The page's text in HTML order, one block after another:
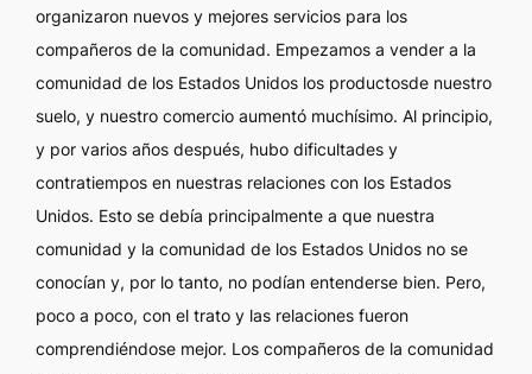
organizaron nuevos y mejores servicios para los
compañeros de la comunidad. Empezamos a vender a la
comunidad de los Estados Unidos los productosde nuestro
suelo, y nuestro comercio aumentó muchísimo. Al principio,
y por varios años después, hubo dificultades y
contratiempos en nuestras relaciones con los Estados
Unidos. Esto se debía principalmente a que nuestra
comunidad y la comunidad de los Estados Unidos no se
conocían y, por lo tanto, no podían entenderse bien. Pero,
poco a poco, con el trato y las relaciones fueron
comprendiéndose mejor. Los compañeros de la comunidad